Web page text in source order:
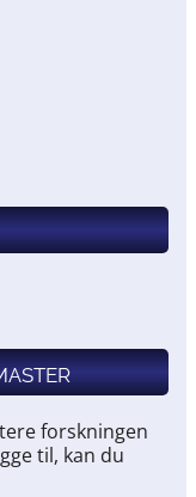
forskningen
til, kan du